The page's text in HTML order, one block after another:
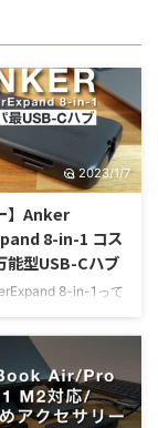
2023/1/7
】Anker
8-in-1 コス
能型USB-Cハブ
8-in-1って
ハブと比べるとど
る？Satechiの
よりもおすすめ？ そ
持ちの方は必見！
、ケーブル型USB-